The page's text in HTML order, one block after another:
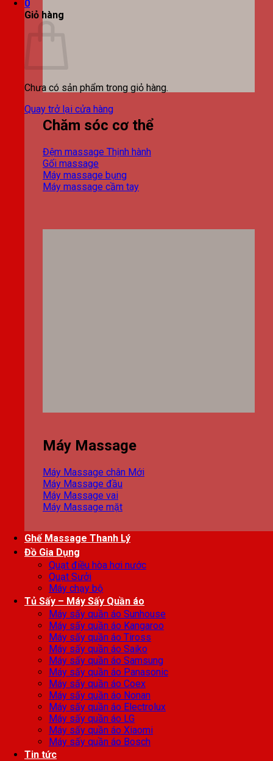
0
Giỏ hàng
Chưa có sản phẩm trong giỏ hàng.
Quay trở lại cửa hàng
Chăm sóc cơ thể
Đệm massage
Gối massage
Máy massage bụng
Máy massage cầm tay
Máy Massage
Máy Massage chân
Máy Massage đầu
Máy Massage vai
Máy Massage mặt
Ghế Massage Thanh Lý
Đồ Gia Dụng
Quạt điều hòa hơi nước
Quạt Sưởi
Máy chạy bộ
Tủ Sấy – Máy Sấy Quần áo
Máy sấy quần áo Sunhouse
Máy sấy quần áo Kangaroo
Máy sấy quần áo Tiross
Máy sấy quần áo Saiko
Máy sấy quần áo Samsung
Máy sấy quần áo Panasonic
Máy sấy quần áo Coex
Máy sấy quần áo Nonan
Máy sấy quần áo Electrolux
Máy sấy quần áo LG
Máy sấy quần áo Xiaomi
Máy sấy quần áo Bosch
Tin tức